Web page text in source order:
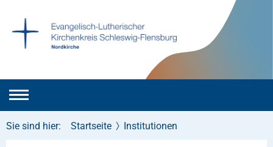
Sie sind hier: Startseite Institutionen